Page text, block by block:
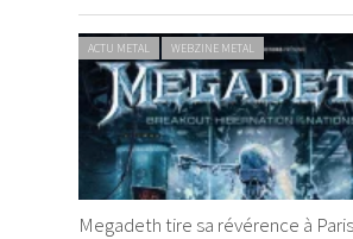
ACTU METAL WEBZINE METAL
Megadeth tire sa révérence à